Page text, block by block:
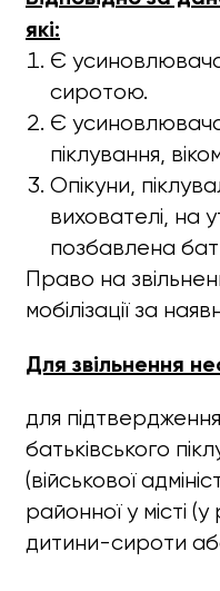
які:
Є
сиротою.
Є
піклування,
Опікуни,
вихователі, на
позбавлена
Право на
мобілізації за
Для звільнення
для
батьківського
(військової
районної у місті
дитини-сироти